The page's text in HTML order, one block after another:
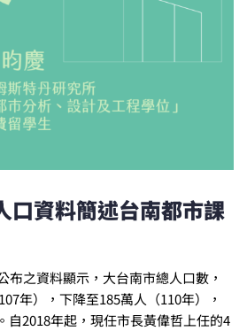
口資料簡述台南都市課
布之資料顯示，大台南市總人口數，
年），下降至185萬人（110年），
自2018年起，現任市長黃偉哲上任的4